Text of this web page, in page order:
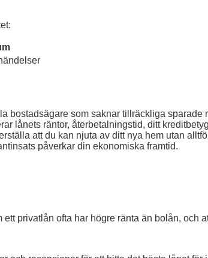
som saknar tillräckliga sparade
lånets räntor, återbetalningstid, ditt
att du kan njuta av ditt nya hem utan
påverkar din ekonomiska framtid.
privatlån ofta har högre ränta än bolån, och